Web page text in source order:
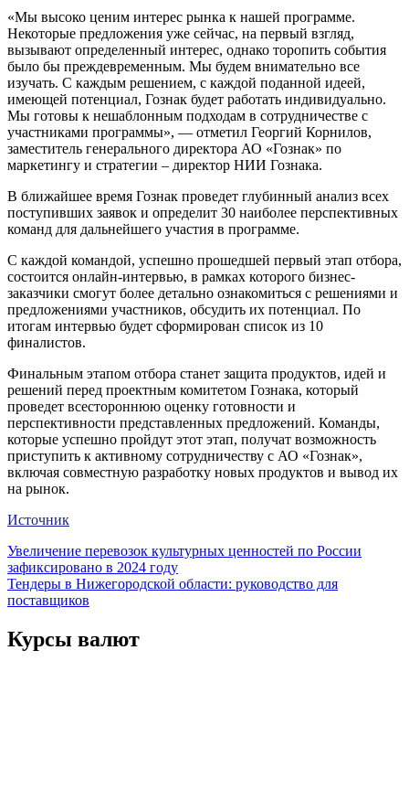
«Мы высоко ценим интерес рынка к нашей программе.
Некоторые предложения уже сейчас, на первый взгляд,
вызывают определенный интерес, однако торопить события
было бы преждевременным. Мы будем внимательно все
изучать. С каждым решением, с каждой поданной идеей,
имеющей потенциал, Гознак будет работать индивидуально.
Мы готовы к нешаблонным подходам в сотрудничестве с
участниками программы», — отметил Георгий Корнилов,
заместитель генерального директора АО «Гознак» по
маркетингу и стратегии – директор НИИ Гознака.
В ближайшее время Гознак проведет глубинный анализ всех
поступивших заявок и определит 30 наиболее перспективных
команд для дальнейшего участия в программе.
С каждой командой, успешно прошедшей первый этап отбора,
состоится онлайн-интервью, в рамках которого бизнес-
заказчики смогут более детально ознакомиться с решениями и
предложениями участников, обсудить их потенциал. По
итогам интервью будет сформирован список из 10
финалистов.
Финальным этапом отбора станет защита продуктов, идей и
решений перед проектным комитетом Гознака, который
проведет всестороннюю оценку готовности и
перспективности представленных предложений. Команды,
которые успешно пройдут этот этап, получат возможность
приступить к активному сотрудничеству с АО «Гознак»,
включая совместную разработку новых продуктов и вывод их
на рынок.
Источник
Навигация
по
записям
Увеличение перевозок культурных ценностей по России
зафиксировано в 2024 году
Тендеры в Нижегородской области: руководство для
поставщиков
Курсы валют